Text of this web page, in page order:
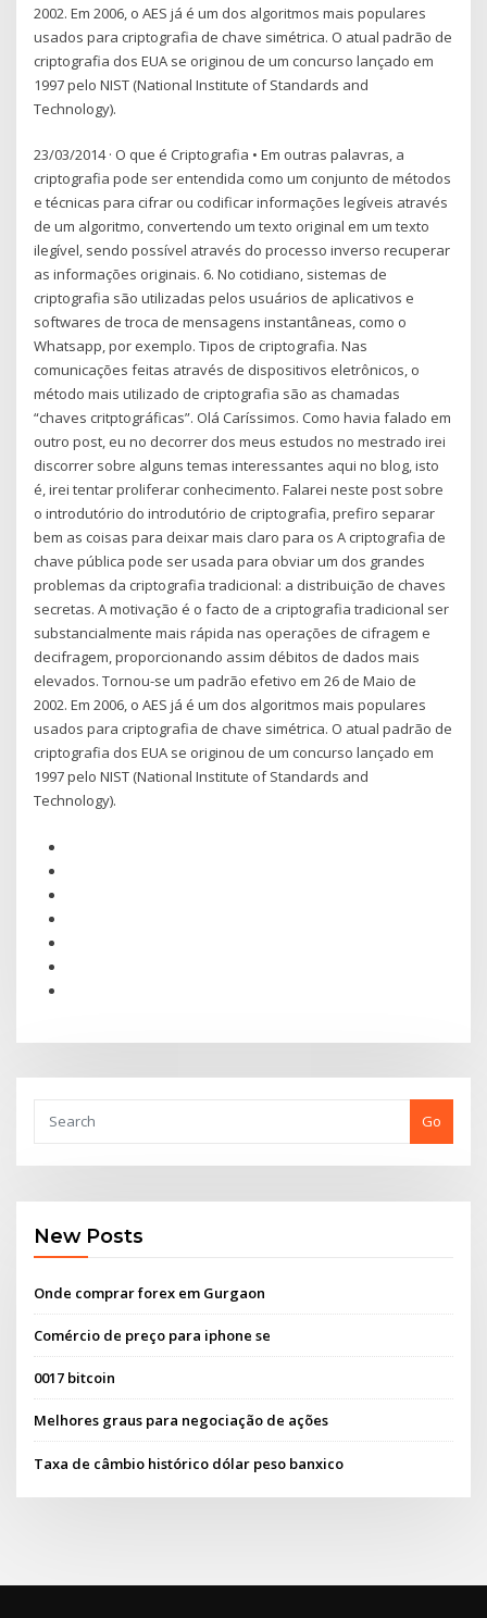
2002. Em 2006, o AES já é um dos algoritmos mais populares
usados para criptografia de chave simétrica. O atual padrão de
criptografia dos EUA se originou de um concurso lançado em
1997 pelo NIST (National Institute of Standards and
Technology).
23/03/2014 · O que é Criptografia • Em outras palavras, a
criptografia pode ser entendida como um conjunto de métodos
e técnicas para cifrar ou codificar informações legíveis através
de um algoritmo, convertendo um texto original em um texto
ilegível, sendo possível através do processo inverso recuperar
as informações originais. 6. No cotidiano, sistemas de
criptografia são utilizadas pelos usuários de aplicativos e
softwares de troca de mensagens instantâneas, como o
Whatsapp, por exemplo. Tipos de criptografia. Nas
comunicações feitas através de dispositivos eletrônicos, o
método mais utilizado de criptografia são as chamadas
“chaves critptográficas”. Olá Caríssimos. Como havia falado em
outro post, eu no decorrer dos meus estudos no mestrado irei
discorrer sobre alguns temas interessantes aqui no blog, isto
é, irei tentar proliferar conhecimento. Falarei neste post sobre
o introdutório do introdutório de criptografia, prefiro separar
bem as coisas para deixar mais claro para os A criptografia de
chave pública pode ser usada para obviar um dos grandes
problemas da criptografia tradicional: a distribuição de chaves
secretas. A motivação é o facto de a criptografia tradicional ser
substancialmente mais rápida nas operações de cifragem e
decifragem, proporcionando assim débitos de dados mais
elevados. Tornou-se um padrão efetivo em 26 de Maio de
2002. Em 2006, o AES já é um dos algoritmos mais populares
usados para criptografia de chave simétrica. O atual padrão de
criptografia dos EUA se originou de um concurso lançado em
1997 pelo NIST (National Institute of Standards and
Technology).
Go
New Posts
Onde comprar forex em Gurgaon
Comércio de preço para iphone se
0017 bitcoin
Melhores graus para negociação de ações
Taxa de câmbio histórico dólar peso banxico